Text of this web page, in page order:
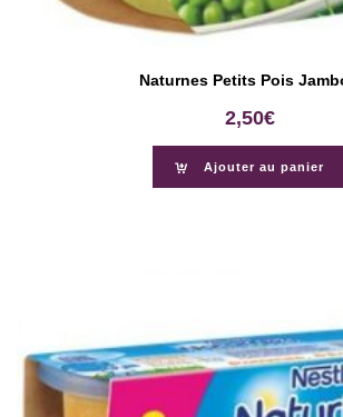
Naturnes Petits Pois
2,50€
Ajouter au panier